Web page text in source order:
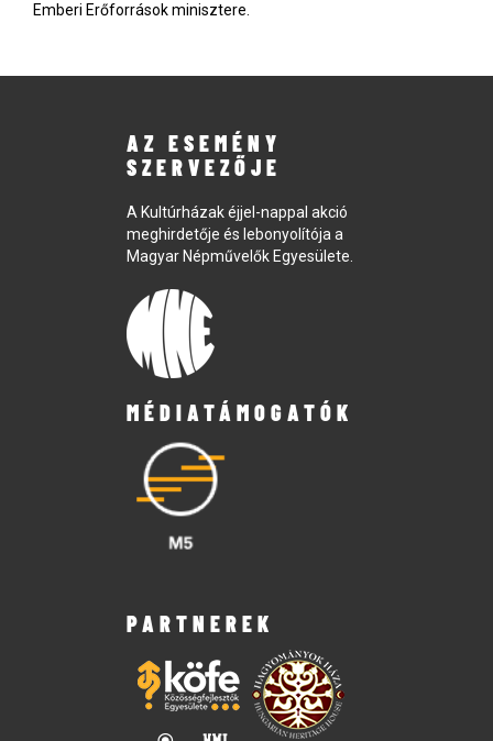
Emberi Erőforrások minisztere.
AZ ESEMÉNY
SZERVEZŐJE
A Kultúrházak éjjel-nappal akció
meghirdetője és lebonyolítója a
Magyar Népművelők Egyesülete.
MÉDIATÁMOGATÓK
PARTNEREK